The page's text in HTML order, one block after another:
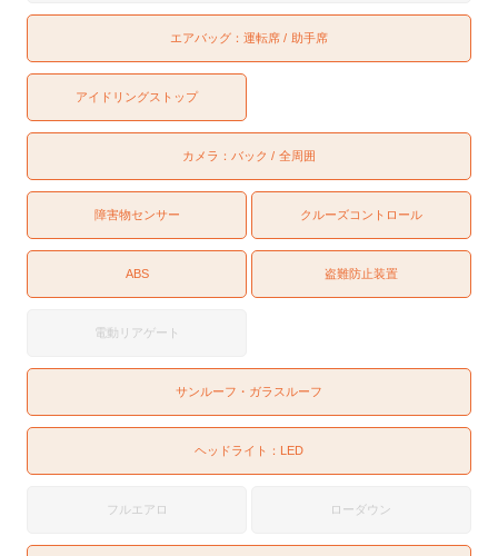
エアバッグ： 運転席 助手席
アイドリングストップ
カメラ： バック 全周囲
障害物センサー クルーズコントロール
ABS 盗難防止装置
電動リアゲート
サンルーフ・ガラスルーフ
ヘッドライト： LED
フルエアロ ローダウン